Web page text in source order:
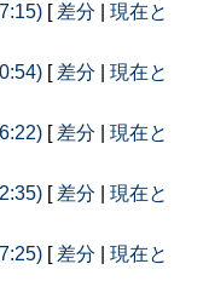
[ 差分
現在と
[ 差分
現在と
[ 差分
現在と
[ 差分
現在と
[ 差分
現在と